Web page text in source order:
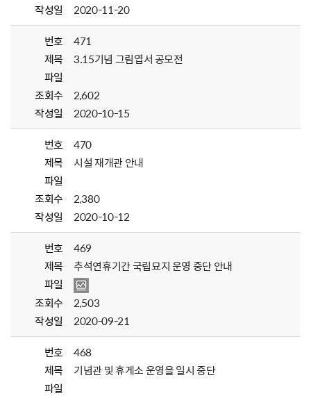
작성일
2020-11-20
번호
471
제목
3.15기념 그림엽서 공모전
파일
조회수
2,602
작성일
2020-10-15
번호
470
제목
시설 재개관 안내
파일
조회수
2,380
작성일
2020-10-12
번호
469
제목
추석연휴기간 국립묘지 운영 중단 안내
파일
조회수
2,503
작성일
2020-09-21
번호
468
제목
기념관 및 휴게소 운영을 일시 중단
파일